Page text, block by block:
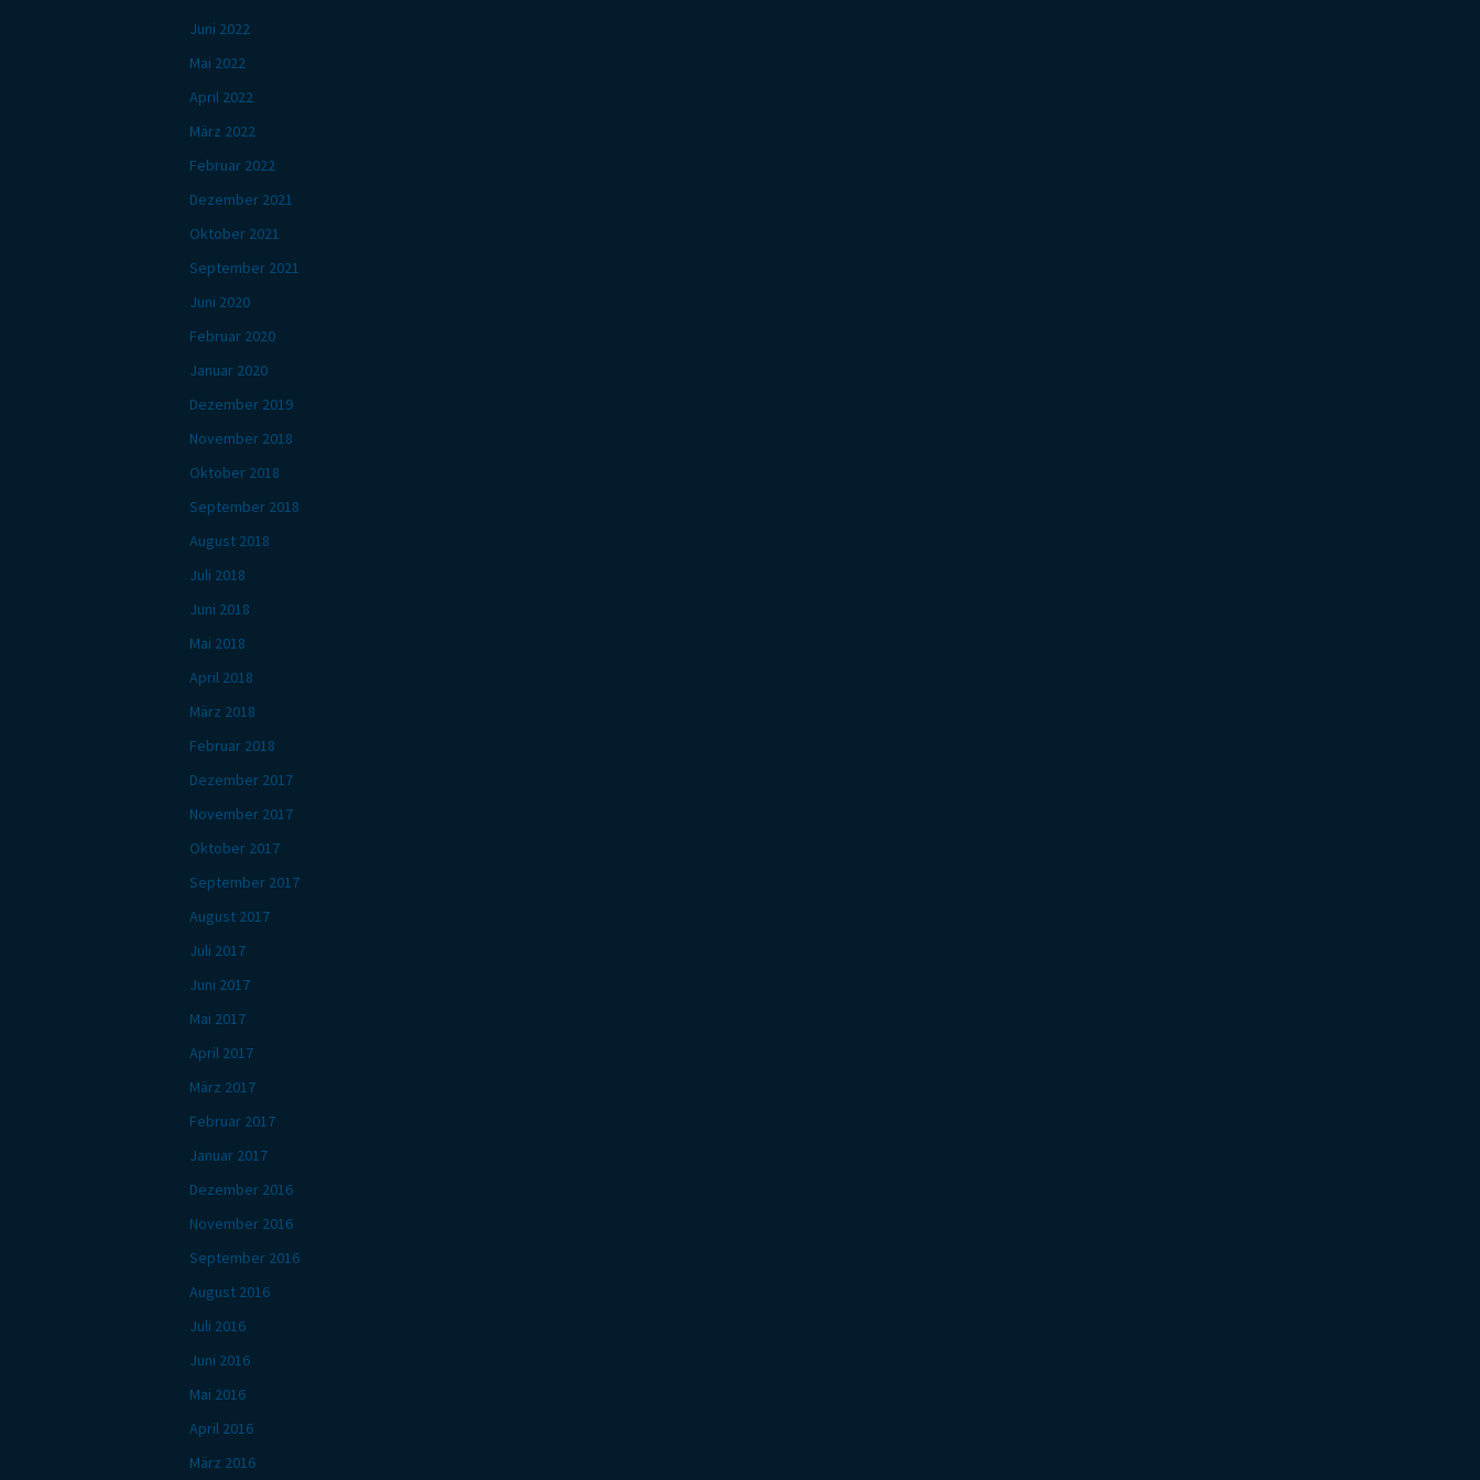
Juni 2022
Mai 2022
April 2022
März 2022
Februar 2022
Dezember 2021
Oktober 2021
September 2021
Juni 2020
Februar 2020
Januar 2020
Dezember 2019
November 2018
Oktober 2018
September 2018
August 2018
Juli 2018
Juni 2018
Mai 2018
April 2018
März 2018
Februar 2018
Dezember 2017
November 2017
Oktober 2017
September 2017
August 2017
Juli 2017
Juni 2017
Mai 2017
April 2017
März 2017
Februar 2017
Januar 2017
Dezember 2016
November 2016
September 2016
August 2016
Juli 2016
Juni 2016
Mai 2016
April 2016
März 2016